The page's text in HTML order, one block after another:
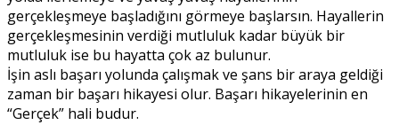
gerçekleşmeye başladığını görmeye başlarsın. Hayallerin
gerçekleşmesinin verdiği mutluluk kadar büyük bir
mutluluk ise bu hayatta çok az bulunur.
İşin aslı başarı yolunda çalışmak ve şans bir araya geldiği
zaman bir başarı hikayesi olur. Başarı hikayelerinin en
“Gerçek” hali budur.